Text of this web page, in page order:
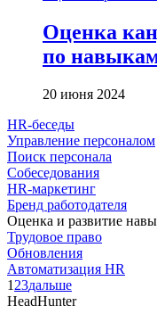
Оценка
по
20 июня 2024
HR-беседы
Управление персоналом
Поиск персонала
Собеседования
HR-маркетинг
Бренд работодателя
Оценка и развитие
Трудовое право
Обновления
Автоматизация HR
1 23дальше
HeadHunter